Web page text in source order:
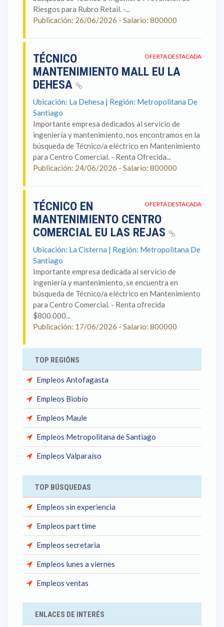
Riesgos para Rubro Retail. -...
Publicación: 26/06/2026 - Salario: 800000
OFERTA DESTACADA
TÉCNICO
MANTENIMIENTO MALL EU LA
DEHESA
Ubicación: La Dehesa | Región: Metropolitana De
Santiago
Importante empresa dedicados al servicio de
ingeniería y mantenimiento, nos encontramos en la
búsqueda de Técnico/a eléctrico en Mantenimiento
para Centro Comercial. - Renta Ofrecida...
Publicación: 24/06/2026 - Salario: 800000
OFERTA DESTACADA
TÉCNICO EN
MANTENIMIENTO CENTRO
COMERCIAL EU LAS REJAS
Ubicación: La Cisterna | Región: Metropolitana De
Santiago
Importante empresa dedicada al servicio de
ingeniería y mantenimiento, se encuentra en
búsqueda de Técnico/a eléctrico en Mantenimiento
para Centro Comercial. - Renta ofrecida
$800.000...
Publicación: 17/06/2026 - Salario: 800000
TOP REGIÓNS
Empleos Antofagasta
Empleos Biobío
Empleos Maule
Empleos Metropolitana de Santiago
Empleos Valparaíso
TOP BÚSQUEDAS
Empleos sin experiencia
Empleos part time
Empleos secretaria
Empleos lunes a viernes
Empleos ventas
ENLACES DE INTERÉS